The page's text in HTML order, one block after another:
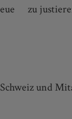
zu
Schweiz und